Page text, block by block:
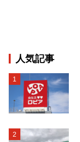
人気記事